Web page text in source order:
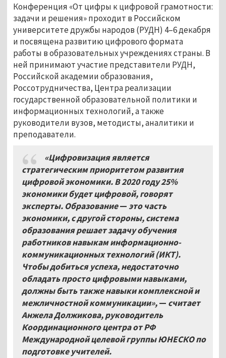
Конференция «От цифры к цифровой грамотности:
задачи и решения» проходит в Российском
университете дружбы народов (РУДН) 4–6 декабря
и посвящена развитию цифрового формата
работы в образовательных учреждениях страны. В
ней принимают участие представители РУДН,
Российской академии образования,
Россотрудничества, Центра реализации
государственной образовательной политики и
информационных технологий, а также
руководители вузов, методисты, аналитики и
преподаватели.
«Цифровизация является
стратегическим приоритетом развития
цифровой экономики. В 2020 году 25%
экономики будет цифровой, говорят
эксперты. Образование—это часть
экономики, с другой стороны, система
образования решает задачу обучения
работников навыкам информационно-
коммуникационных технологий (ИКТ).
Чтобы добиться успеха, недостаточно
обладать просто цифровыми навыками,
должны быть также навыки комплексной и
межличностной коммуникации»,— считает
Анжела Должикова, руководитель
Координационного центра от РФ
Международной целевой группы ЮНЕСКО по
подготовке учителей.